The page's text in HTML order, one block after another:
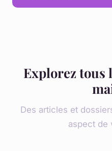
Explorez tous
Des articles et
aspect de